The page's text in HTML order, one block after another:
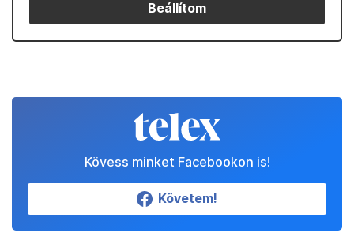
Beállítom
Kövess minket Facebookon is!
Követem!